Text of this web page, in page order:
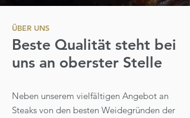
ÜBER UNS
Beste Qualität steht bei
uns an oberster Stelle
Neben unserem vielfältigen Angebot an
Steaks von den besten Weidegründen der